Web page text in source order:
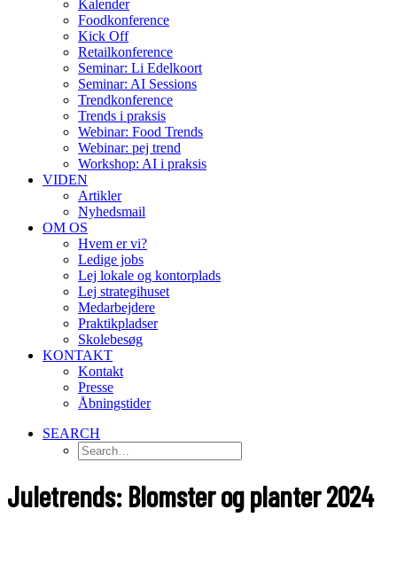
Kalender
Foodkonference
Kick Off
Retailkonference
Seminar: Li Edelkoort
Seminar: AI Sessions
Trendkonference
Trends i praksis
Webinar: Food Trends
Webinar: pej trend
Workshop: AI i praksis
VIDEN
Artikler
Nyhedsmail
OM OS
Hvem er vi?
Ledige jobs
Lej lokale og kontorplads
Lej strategihuset
Medarbejdere
Praktikpladser
Skolebesøg
KONTAKT
Kontakt
Presse
Åbningstider
SEARCH
Juletrends: Blomster og planter 2024